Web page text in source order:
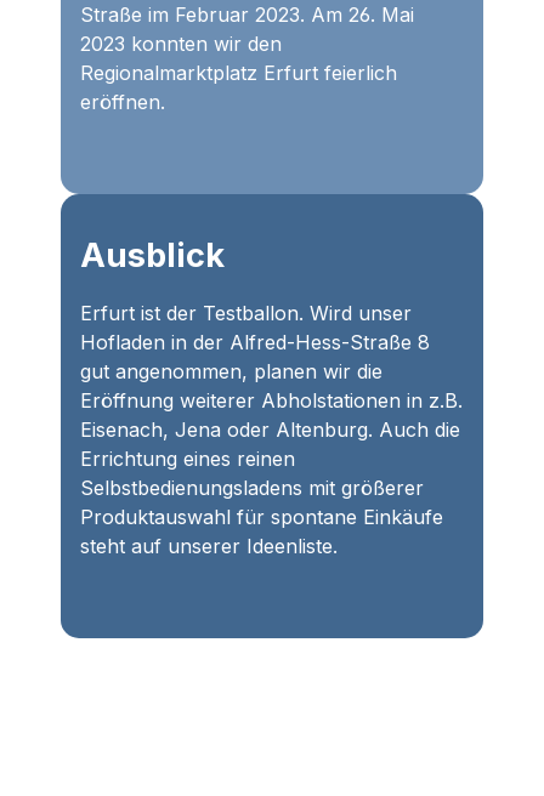
Straße im Februar 2023. Am 26. Mai
2023 konnten wir den
Regionalmarktplatz Erfurt feierlich
eröffnen.
Ausblick
Erfurt ist der Testballon. Wird unser
Hofladen in der Alfred-Hess-Straße 8
gut angenommen, planen wir die
Eröffnung weiterer Abholstationen in z.B.
Eisenach, Jena oder Altenburg. Auch die
Errichtung eines reinen
Selbstbedienungsladens mit größerer
Produktauswahl für spontane Einkäufe
steht auf unserer Ideenliste.